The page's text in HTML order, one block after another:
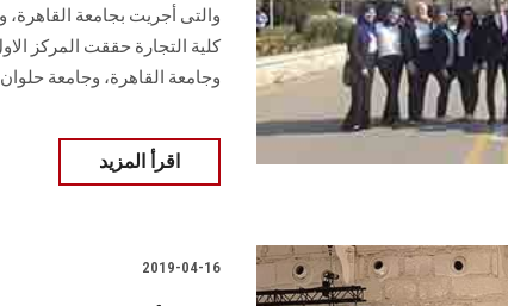
والتى أجريت بجامعة
وجامعة القاهرة، وجامعة
اقرأ المزيد
2019-04-16